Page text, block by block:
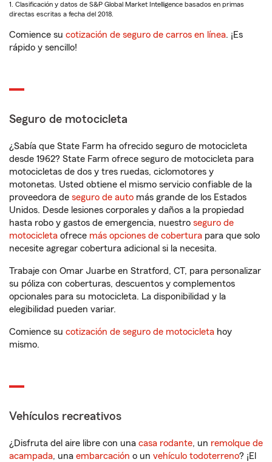
1. Clasificación y datos de S&P Global Market Intelligence basados en primas
directas escritas a fecha del 2018.
Comience su cotización de seguro de carros en línea. ¡Es
rápido y sencillo!
Seguro de motocicleta
¿Sabía que State Farm ha ofrecido seguro de motocicleta
desde 1962? State Farm ofrece seguro de motocicleta para
motocicletas de dos y tres ruedas, ciclomotores y
motonetas. Usted obtiene el mismo servicio confiable de la
proveedora de seguro de auto más grande de los Estados
Unidos. Desde lesiones corporales y daños a la propiedad
hasta robo y gastos de emergencia, nuestro seguro de
motocicleta ofrece más opciones de cobertura para que solo
necesite agregar cobertura adicional si la necesita.
Trabaje con Omar Juarbe en Stratford, CT, para personalizar
su póliza con coberturas, descuentos y complementos
opcionales para su motocicleta. La disponibilidad y la
elegibilidad pueden variar.
Comience su cotización de seguro de motocicleta hoy
mismo.
Vehículos recreativos
¿Disfruta del aire libre con una casa rodante, un remolque de
acampada, una embarcación o un vehículo todoterreno? ¡El